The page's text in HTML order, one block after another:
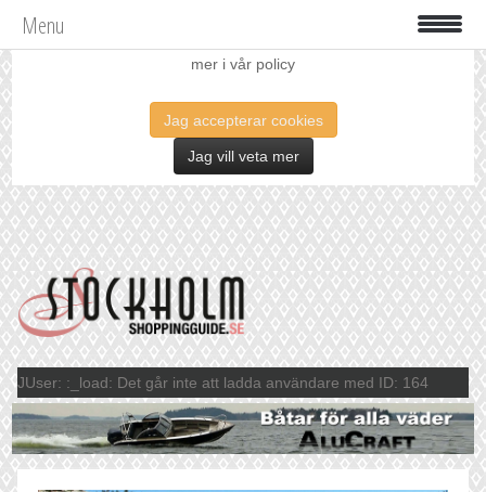
Vi använder oss av cookies för att förbättra din upplevelse. Läs
mer i vår policy
Jag accepterar cookies
Jag vill veta mer
Menu
JUser: :_load: Det går inte att ladda användare med ID: 164